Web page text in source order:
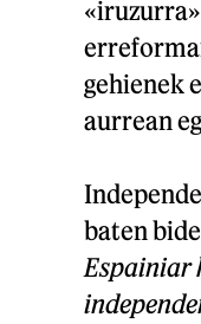
gehienek
aurrean
baten
Espainiar